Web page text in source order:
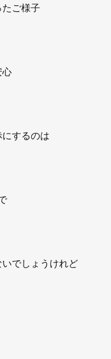
ご様子
心
するのは
でしょうけれど